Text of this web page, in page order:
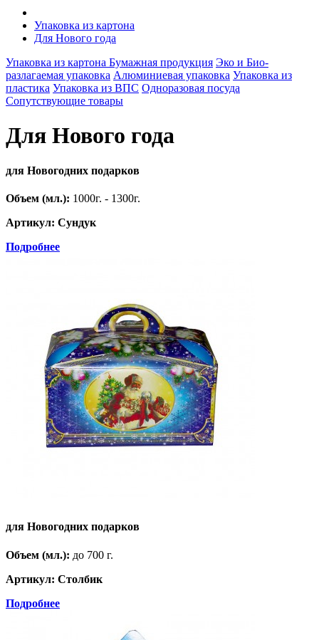
Упаковка из картона
Для Нового года
Упаковка из картона Бумажная продукция Эко и Био-
разлагаемая упаковка Алюминиевая упаковка Упаковка из
пластика Упаковка из ВПС Одноразовая посуда
Сопутствующие товары
Для Нового года
для Новогодних подарков
Объем (мл.): 1000г. - 1300г.
Артикул: Сундук
Подробнее
для Новогодних подарков
Объем (мл.): до 700 г.
Артикул: Столбик
Подробнее